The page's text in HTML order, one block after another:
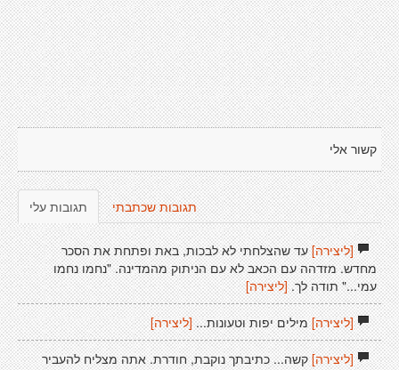
קשור אלי
תגובות עלי תגובות שכתבתי
[ליצירה]עד שהצלחתי לא לבכות, באת ופתחת את הסכר
מחדש. מזדהה עם הכאב לא עם הניתוק מהמדינה. "נחמו נחמו
עמי..." תודה לך.[ליצירה]
[ליצירה]מילים יפות וטעונות... [ליצירה]
[ליצירה]קשה... כתיבתך נוקבת, חודרת. אתה מצליח להעביר